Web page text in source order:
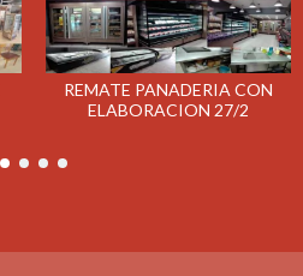
REMATE PANADERIA CON
ELABORACION 27/2